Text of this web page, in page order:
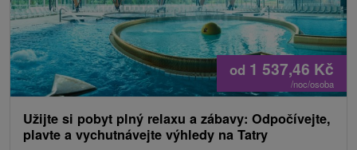
od 1 537,46 Kč
/noc/osoba
Užijte si pobyt plný relaxu a zábavy: Odpočívejte,
plavte a vychutnávejte výhledy na Tatry